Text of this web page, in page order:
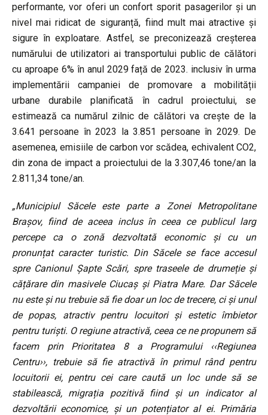
performante, vor oferi un confort sporit pasagerilor și un
nivel mai ridicat de siguranță, fiind mult mai atractive și
sigure în exploatare. Astfel, se preconizează creșterea
numărului de utilizatori ai transportului public de călători
cu aproape 6% în anul 2029 față de 2023. inclusiv în urma
implementării campaniei de promovare a mobilității
urbane durabile planificată în cadrul proiectului, se
estimează ca numărul zilnic de călători va crește de la
3.641 persoane în 2023 la 3.851 persoane în 2029. De
asemenea, emisiile de carbon vor scădea, echivalent CO2,
din zona de impact a proiectului de la 3.307,46 tone/an la
2.811,34 tone/an.
„Municipiul Săcele este parte a Zonei Metropolitane
Brașov, fiind de aceea inclus în ceea ce publicul larg
percepe ca o zonă dezvoltată economic și cu un
pronunțat caracter turistic. Din Săcele se face accesul
spre Canionul Șapte Scări, spre traseele de drumeție și
cățărare din masivele Ciucaș și Piatra Mare. Dar Săcele
nu este și nu trebuie să fie doar un loc de trecere, ci și unul
de popas, atractiv pentru locuitori și estetic îmbietor
pentru turiști. O regiune atractivă, ceea ce ne propunem să
facem prin Prioritatea 8 a Programului ‹‹Regiunea
Centru››, trebuie să fie atractivă în primul rând pentru
locuitorii ei, pentru cei care caută un loc unde să se
stabilească, migrația pozitivă fiind și un indicator al
dezvoltării economice, și un potențiator al ei. Primăria